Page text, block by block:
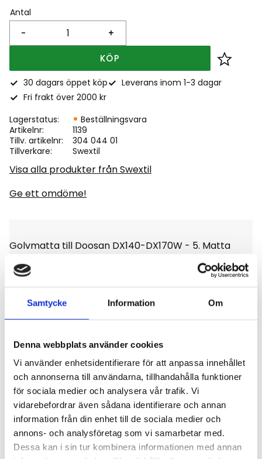
Samtycke Information Om
Denna webbplats använder cookies
Vi använder enhetsidentifierare för att anpassa innehållet
och annonserna till användarna, tillhandahålla funktioner
för sociala medier och analysera vår trafik. Vi
vidarebefordrar även sådana identifierare och annan
information från din enhet till de sociala medier och
annons- och analysföretag som vi samarbetar med.
Dessa kan i sin tur kombinera informationen med annan
Antal
+
-
KÖP Lägg
30 dagars öppet köp
Leverans inom 1-3 dagar
Fri frakt över 2000 kr
Lagerstatus
Beställningsvara
Artikelnr
1139
Tillv. artikelnr
304 044 01
Tillverkare
Swextil
Visa alla produkter från Swextil
Ge ett omdöme!
Golvmatta till Doosan DX140-DX170W - 5. Matta
med väldigt fin kvalité det är en diamantmönstrad
matta med stoppning, enligt bild.
Omdömen
Du
Klicka på en stjärna för att sätta ditt betyg